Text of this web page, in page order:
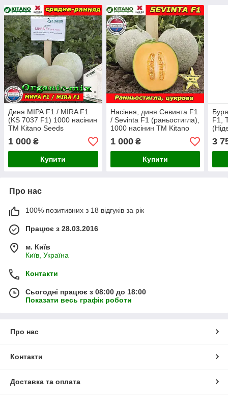
Диня МІРА F1 / MIRA F1
(KS 7037 F1) 1000 насінин
ТМ Kitano Seeds
(Нідерланди)
1 000 ₴
Купити
Насіння, диня Севинта F1
/ Sevinta F1 (раньостигла),
1000 насінин ТМ Kitano
Seeds (Нідерланди)
1 000₴
Купити
F1,
3
Про нас
100% позитивних з 18 відгуків за рік
Працює з 28.03.2016
м. Київ
Київ, Україна
Контакти
Сьогодні працює з 08:00 до 18:00
Показати весь графік роботи
Про нас
Контакти
Доставка та оплата